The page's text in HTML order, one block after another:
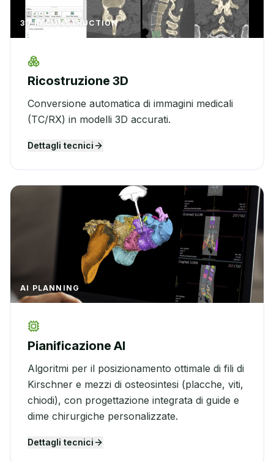
3D RECONSTRUCTION
Ricostruzione 3D
Conversione automatica di immagini medicali
(TC/RX) in modelli 3D accurati.
Dettagli tecnici
AI PLANNING
Pianificazione AI
Algoritmi per il posizionamento ottimale di fili di
Kirschner e mezzi di osteosintesi (placche, viti,
chiodi), con progettazione integrata di guide e
dime chirurgiche personalizzate.
Dettagli tecnici